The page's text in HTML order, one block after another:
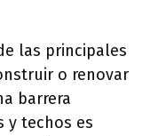
las principales
o renovar
barrera
y techos es